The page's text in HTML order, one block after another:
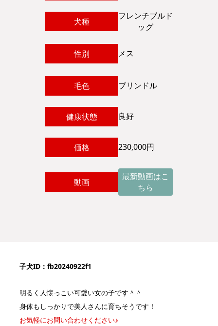
犬種
フレンチブルド
ッグ
性別 メス
毛色 ブリンドル
健康状態 良好
価格 230,000円
動画
最新動画はこ
ちら
子犬ID：fb20240922f1
明るく人懐っこい可愛い女の子です＾＾
身体もしっかりで美人さんに育ちそうです！
お気軽にお問い合わせください♪